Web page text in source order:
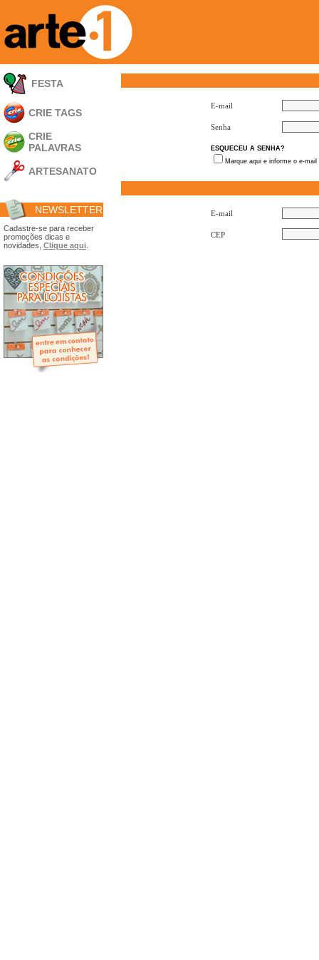
FESTA
CRIE TAGS
CRIE
PALAVRAS
ARTESANATO
Acrílico
Porta Retratos
Ferramentas
- Carimbões
- Embalagens
- Máscaras
- Espátulas
- Diversos
Álbuns
- Mini-Álbuns
- Páginas Mini
- Páginas Scrap
- Argolas
NEWSLETTER
Cadastre-se para receber
promoções dicas e
novidades, Clique aqui
E-mail
Senha
ESQUECEU A SENHA?
Marque aqui e informe o e-
E-mail
CEP